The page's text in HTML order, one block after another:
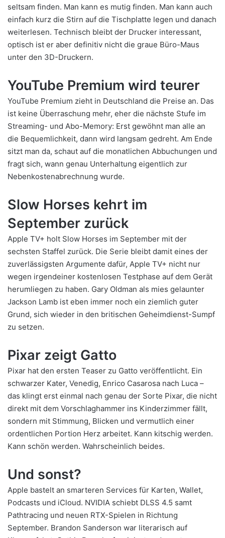
seltsam finden. Man kann es mutig finden. Man kann auch
einfach kurz die Stirn auf die Tischplatte legen und danach
weiterlesen. Technisch bleibt der Drucker interessant,
optisch ist er aber definitiv nicht die graue Büro-Maus
unter den 3D-Druckern.
YouTube Premium wird teurer
YouTube Premium zieht in Deutschland die Preise an. Das
ist keine Überraschung mehr, eher die nächste Stufe im
Streaming- und Abo-Memory: Erst gewöhnt man alle an
die Bequemlichkeit, dann wird langsam gedreht. Am Ende
sitzt man da, schaut auf die monatlichen Abbuchungen und
fragt sich, wann genau Unterhaltung eigentlich zur
Nebenkostenabrechnung wurde.
Slow Horses kehrt im
September zurück
Apple TV+ holt Slow Horses im September mit der
sechsten Staffel zurück. Die Serie bleibt damit eines der
zuverlässigsten Argumente dafür, Apple TV+ nicht nur
wegen irgendeiner kostenlosen Testphase auf dem Gerät
herumliegen zu haben. Gary Oldman als mies gelaunter
Jackson Lamb ist eben immer noch ein ziemlich guter
Grund, sich wieder in den britischen Geheimdienst-Sumpf
zu setzen.
Pixar zeigt Gatto
Pixar hat den ersten Teaser zu Gatto veröffentlicht. Ein
schwarzer Kater, Venedig, Enrico Casarosa nach Luca –
das klingt erst einmal nach genau der Sorte Pixar, die nicht
direkt mit dem Vorschlaghammer ins Kinderzimmer fällt,
sondern mit Stimmung, Blicken und vermutlich einer
ordentlichen Portion Herz arbeitet. Kann kitschig werden.
Kann schön werden. Wahrscheinlich beides.
Und sonst?
Apple bastelt an smarteren Services für Karten, Wallet,
Podcasts und iCloud. NVIDIA schiebt DLSS 4.5 samt
Pathtracing und neuen RTX-Spielen in Richtung
September. Brandon Sanderson war literarisch auf